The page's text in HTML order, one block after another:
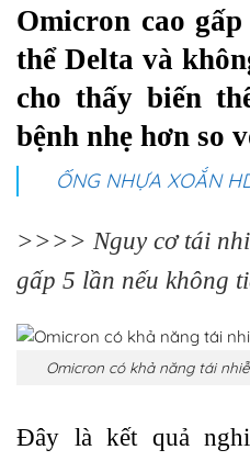
Omicron cao
thể Delta và
cho thấy biến
bệnh nhẹ hơn so
ỐNG NHỰA XOẮN
>>>> Nguy cơ tái
gấp 5 lần nếu không
Omicron có khả năng tái
Đây là kết quả